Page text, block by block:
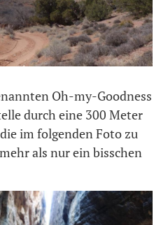
Oh-my-Goodness
durch eine 300 Meter
im folgenden Foto zu
als nur ein bisschen